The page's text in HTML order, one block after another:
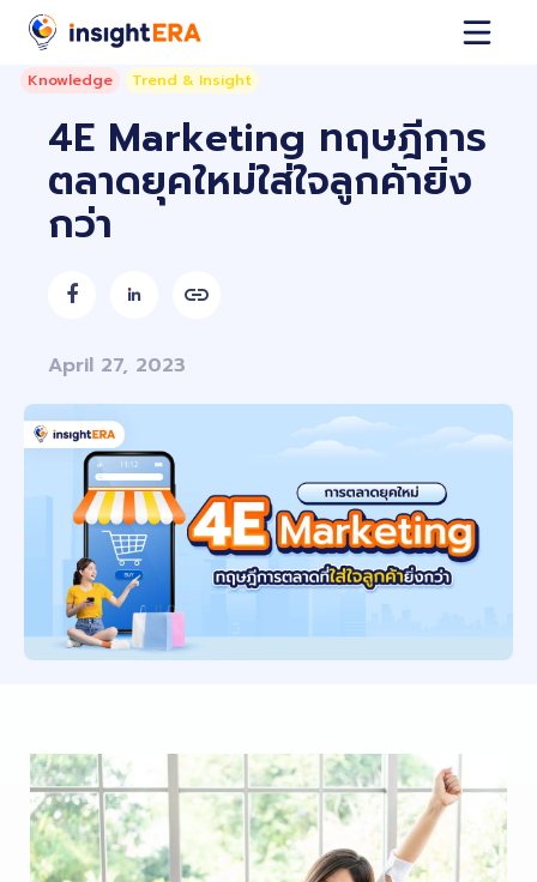
Knowledge Trend & Insight
4E Marketing ทฤษฎีการ
ตลาดยุคใหม่ใส่ใจลูกค้ายิ่ง
กว่า
 
April 27, 2023